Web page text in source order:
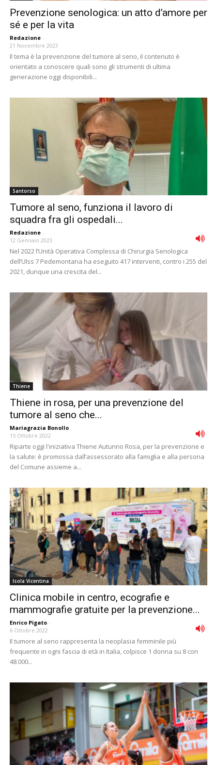
Prevenzione senologica: un atto d’amore per
sé e per la vita
Redazione -
21 Novembre 2023
Il tema è la prevenzione del tumore al seno, il contenuto è
orientato a conoscere quali sono gli strumenti di ultima
generazione oggi disponibili...
Santorso
Tumore al seno, funziona il lavoro di
squadra fra gli ospedali...
Redazione -
12 Gennaio 2023
Nel 2022 l’Unità Operativa Complessa di Chirurgia Senologica
dell’Ulss 7 Pedemontana ha eseguito 417 interventi, contro i 255 del
2021, dunque una crescita del...
Thiene
Thiene in rosa, per una prevenzione del
tumore al seno che...
Mariagrazia Bonollo -
15 Ottobre 2022
Riparte oggi l'iniziativa Thiene Autunno Rosa, per la prevenzione e
la salute: è promossa dall’assessorato alla famiglia e alla persona
del Comune assieme a...
Isola Vicentina
Clinica mobile in centro, ecografie e
mammografie gratuite per la prevenzione...
Enrico Pigato -
6 Ottobre 2022
Il tumore al seno rappresenta la neoplasia femminile più
frequente in ogni fascia di età in Italia, colpisce 1 donna su 8 con
48.000...